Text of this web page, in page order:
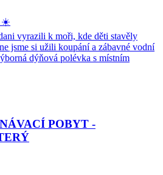
☀️
vyrazili k moři, kde děti stavěly
jsme si užili koupání a zábavné vodní
dýňová polévka s místním
POBYT -